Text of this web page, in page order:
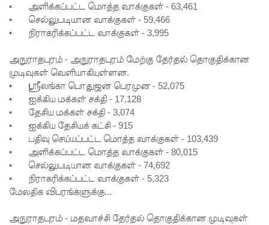
மோசடி -
எச்சரிக்
கை!
குவைத் –
கொழும்பு
ஸ்ரீலங்கன்
விமான
சேவை
மீண்டும்
ஆரம்பம்!
எரிபொரு
•
அளிக்கப்பட்ட மொத்த வாக்குகள் - 63,461
•
செல்லுபடியான வாக்குகள் - 59,466
•
நிராகரிக்கப்பட்ட வாக்குகள் - 3,995
அநுராதபுரம் - அநுராதபுரம் மேற்கு தேர்தல் தொகுதிக்கான
முடிவுகள் வெளியாகியுள்ளன.
•
ஸ்ரீலங்கா பொதுஜன பெரமுன - 52,075
•
ஐக்கிய மக்கள் சக்தி - 17,128
•
தேசிய மக்கள் சக்தி - 3,074
•
ஐக்கிய தேசியக் கட்சி - 915
•
பதிவு செய்யப்பட்ட மொத்த வாக்குகள் - 103,439
•
அளிக்கப்பட்ட மொத்த வாக்குகள் - 80,015
•
செல்லுபடியான வாக்குகள் - 74,692
•
நிராகரிக்கப்பட்ட வாக்குகள் - 5,323
மேலதிக விபரங்களுக்கு...
அநுராதபுரம் - மதவாச்சி தேர்தல் தொகுதிக்கான முடிவுகள்